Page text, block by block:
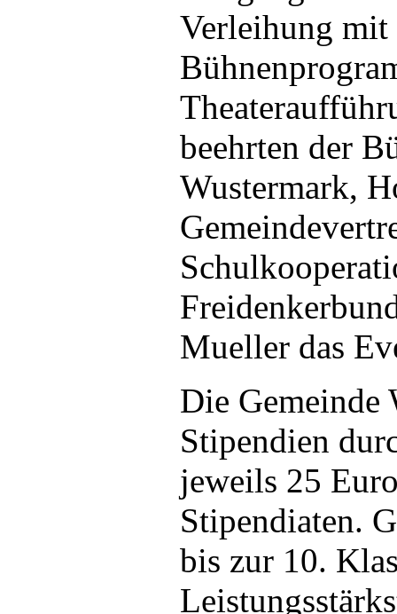
Verleihung mit
beehrten der
Wustermark,
Mueller das
Die Gemeinde
Stipendien
jeweils 25
Stipendiaten.
bis zur 10.